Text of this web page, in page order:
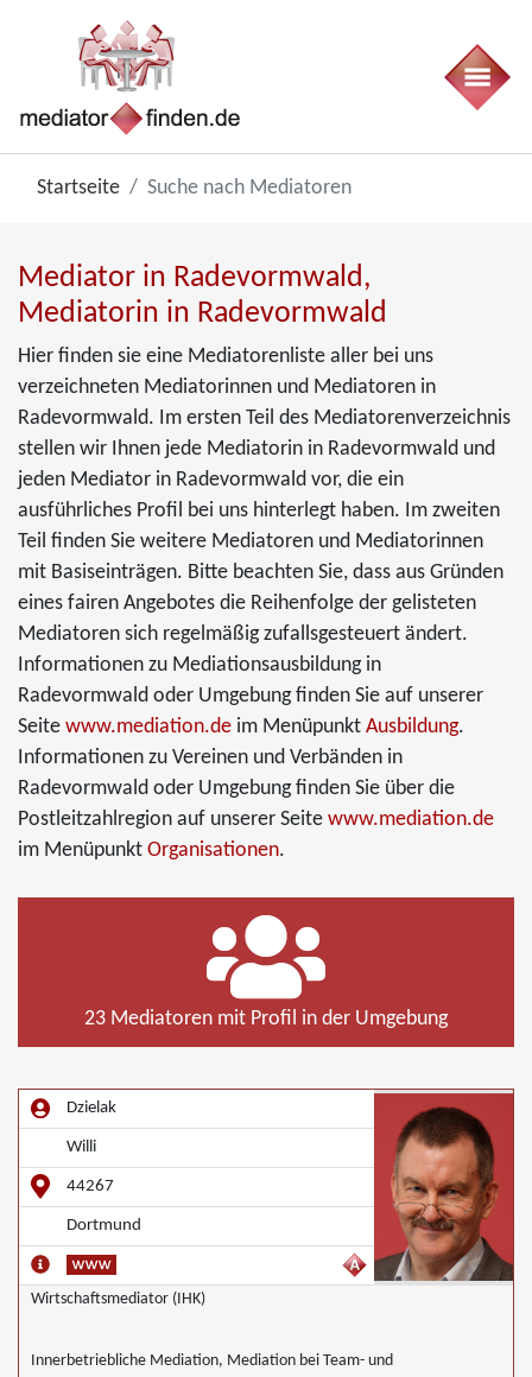
Startseite Suche nach Mediatoren
Mediator in Radevormwald,
Mediatorin in Radevormwald
Hier finden sie eine Mediatorenliste aller bei uns
verzeichneten Mediatorinnen und Mediatoren in
Radevormwald. Im ersten Teil des Mediatorenverzeichnis
stellen wir Ihnen jede Mediatorin in Radevormwald und
jeden Mediator in Radevormwald vor, die ein
ausführliches Profil bei uns hinterlegt haben. Im zweiten
Teil finden Sie weitere Mediatoren und Mediatorinnen
mit Basiseinträgen. Bitte beachten Sie, dass aus Gründen
eines fairen Angebotes die Reihenfolge der gelisteten
Mediatoren sich regelmäßig zufallsgesteuert ändert.
Informationen zu Mediationsausbildung in
Radevormwald oder Umgebung finden Sie auf unserer
Seite www.mediation.de im Menüpunkt Ausbildung.
Informationen zu Vereinen und Verbänden in
Radevormwald oder Umgebung finden Sie über die
Postleitzahlregion auf unserer Seite www.mediation.de
im Menüpunkt Organisationen.
23 Mediatoren mit Profil in der Umgebung
Dzielak
Willi
44267
Dortmund
Wirtschaftsmediator (IHK)
Innerbetriebliche Mediation, Mediation bei Team- und